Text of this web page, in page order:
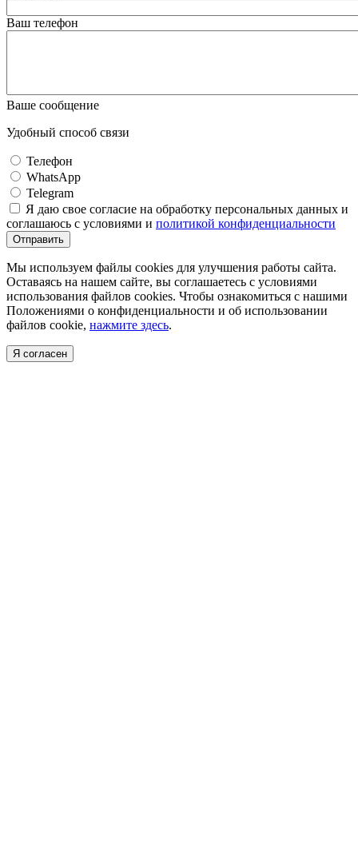
Ваш телефон
Ваше сообщение
Удобный способ связи
Телефон
WhatsApp
Telegram
Я даю свое согласие на обработку персональных данных и
соглашаюсь с условиями и политикой конфиденциальности
Отправить
Мы используем файлы cookies для улучшения работы сайта.
Оставаясь на нашем сайте, вы соглашаетесь с условиями
использования файлов cookies. Чтобы ознакомиться с нашими
Положениями о конфиденциальности и об использовании
файлов cookie, нажмите здесь.
Я согласен